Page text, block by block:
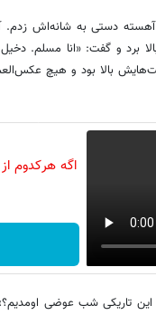
آهسته دستی به شانه‌اش
برد و گفت: «انا مسلم.
بالا بود و هیچ
اگه هرکدوم
تاریکی شب عوضی